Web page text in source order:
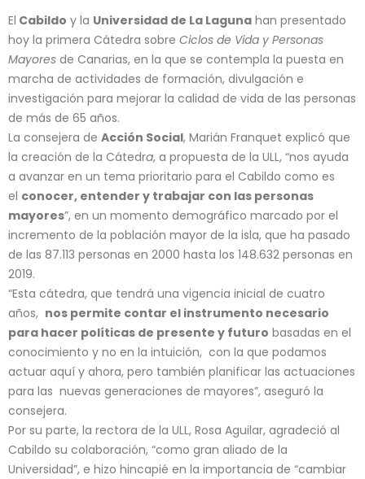
El Cabildo y la Universidad de La Laguna han presentado
hoy la primera Cátedra sobre Ciclos de Vida y Personas
Mayores de Canarias, en la que se contempla la puesta en
marcha de actividades de formación, divulgación e
investigación para mejorar la calidad de vida de las personas
de más de 65 años.
La consejera de Acción Social, Marián Franquet explicó que
la creación de la Cátedra, a propuesta de la ULL, “nos ayuda
a avanzar en un tema prioritario para el Cabildo como es
el conocer, entender y trabajar con las personas
mayores”, en un momento demográfico marcado por el
incremento de la población mayor de la isla, que ha pasado
de las 87.113 personas en 2000 hasta los 148.632 personas en
2019.
“Esta cátedra, que tendrá una vigencia inicial de cuatro
años, nos permite contar el instrumento necesario
para hacer políticas de presente y futuro basadas en el
conocimiento y no en la intuición, con la que podamos
actuar aquí y ahora, pero también planificar las actuaciones
para las nuevas generaciones de mayores”, aseguró la
consejera.
Por su parte, la rectora de la ULL, Rosa Aguilar, agradeció al
Cabildo su colaboración, “como gran aliado de la
Universidad”, e hizo hincapié en la importancia de “cambiar